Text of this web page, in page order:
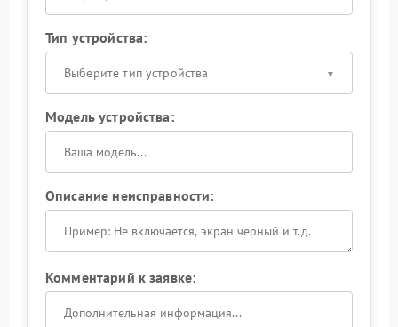
Тип устройства:
Выберите тип устройства
Модель устройства:
Описание неисправности:
Комментарий к заявке: